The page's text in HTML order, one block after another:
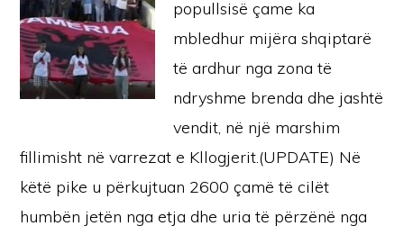
popullsisë çame ka
mbledhur mijëra shqiptarë
të ardhur nga zona të
ndryshme brenda dhe jashtë
vendit, në një marshim
fillimisht në varrezat e Kllogjerit.(UPDATE) Në
këtë pike u përkujtuan 2600 çamë të cilët
humbën jetën nga etja dhe uria të përzënë nga